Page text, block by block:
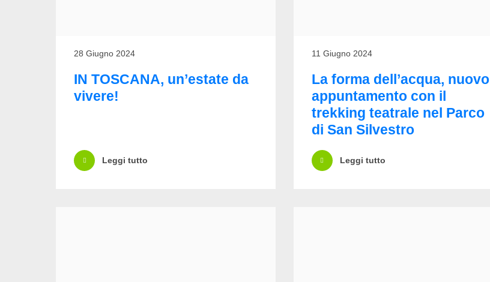
28 Giugno 2024
IN TOSCANA, un’estate da
vivere!
Leggi tutto
11 Giugno 2024
La forma dell’acqua, nuovo
appuntamento con il
trekking teatrale nel Parco
di San Silvestro
Leggi tutto